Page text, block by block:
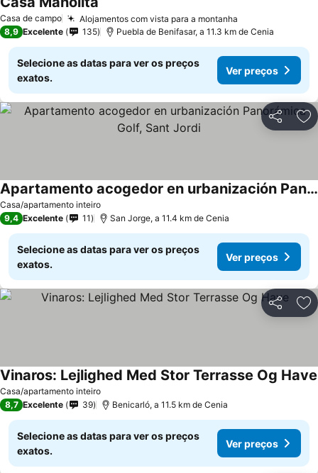
Casa de campo Alojamentos com vista para a montanha
8,9 Excelente 135 Puebla de Benifasar, a 11.3 km de Cenia
Selecione as datas para ver os preços
exatos.
Ver preços
Partilhar
Casa/apartamento inteiro
Apartamento acogedor en urbanización Panorámica Golf, Sant Jordi
9,4 Excelente 11 San Jorge, a 11.4 km de Cenia
Selecione as datas para ver os preços
exatos.
Ver preços
Partilhar
Casa/apartamento inteiro
Vinaros: Lejlighed Med Stor Terrasse Og Have
8,7 Excelente 39 Benicarló, a 11.5 km de Cenia
Selecione as datas para ver os preços
exatos.
Ver preços